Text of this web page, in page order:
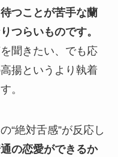
待つことが苦手な蘭
つらいものです。
聞きたい、でも応
揚というより執着
。
“絶対舌感”が反応し
の恋愛ができるか